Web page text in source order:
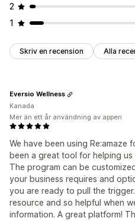
2
1
Skriv en recension Alla
We have been using Re:amaze
been a great tool for helping
The program can be
your business requires and
you are ready to pull the
resource and so helpful when
information. A great platform!
Eversio Wellness
Kanada
Mer än ett år användning av appen